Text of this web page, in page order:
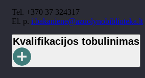
Tel. +370 37 324317
El. p. i.bakaniene@azuolynobiblioteka.lt
Kvalifikacijos tobulinimas